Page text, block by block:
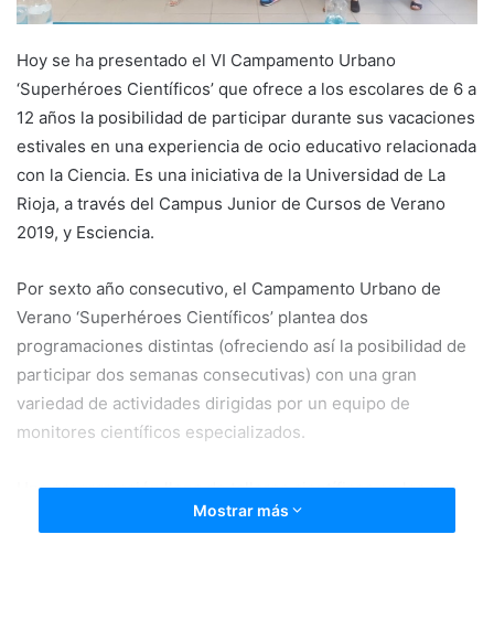
Hoy se ha presentado el VI Campamento Urbano
‘Superhéroes Científicos’ que ofrece a los escolares de 6 a
12 años la posibilidad de participar durante sus vacaciones
estivales en una experiencia de ocio educativo relacionada
con la Ciencia. Es una iniciativa de la Universidad de La
Rioja, a través del Campus Junior de Cursos de Verano
2019, y Esciencia.
Por sexto año consecutivo, el Campamento Urbano de
Verano ‘Superhéroes Científicos’ plantea dos
programaciones distintas (ofreciendo así la posibilidad de
participar dos semanas consecutivas) con una gran
variedad de actividades dirigidas por un equipo de
monitores científicos especializados.
Una programación llena de talleres científicos en los que
los escolares descubrirán la Ciencia que se esconde
Mostrar más